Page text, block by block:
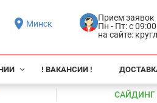
Минск
Прием заявок
Пн - Пт: с
на сайте:
! ВАКАНСИИ !
САЙДИНГ